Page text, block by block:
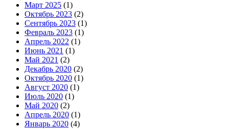
Март 2025 (1)
Октябрь 2023 (2)
Сентябрь 2023 (1)
Февраль 2023 (1)
Апрель 2022 (1)
Июнь 2021 (1)
Май 2021 (2)
Декабрь 2020 (2)
Октябрь 2020 (1)
Август 2020 (1)
Июль 2020 (1)
Май 2020 (2)
Апрель 2020 (1)
Январь 2020 (4)